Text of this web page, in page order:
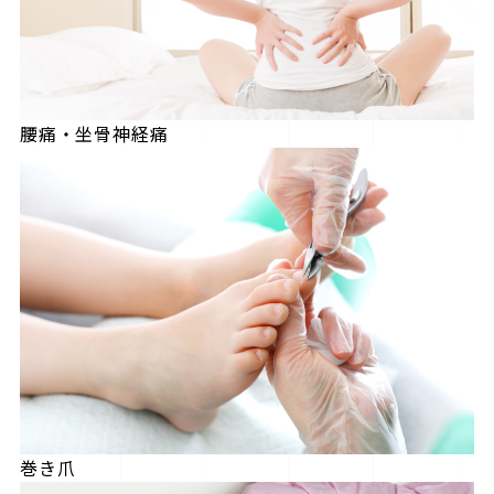
腰痛・坐骨神経痛
巻き爪